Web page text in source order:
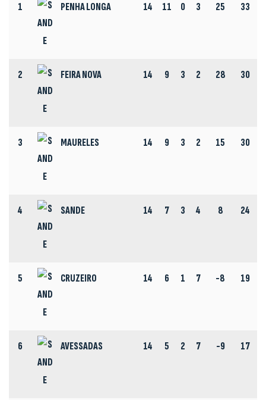
1 PENHA LONGA 14 11 0 3 25 33
2 FEIRA NOVA 14 9 3 2 28 30
3 MAURELES 14 9 3 2 15 30
4 SANDE 14 7 3 4 8 24
5 CRUZEIRO 14 6 1 7 -8 19
6 AVESSADAS 14 5 2 7 -9 17